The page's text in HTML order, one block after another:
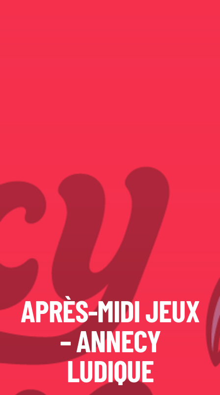
APRÈS-MIDI JEUX
– ANNECY
LUDIQUE